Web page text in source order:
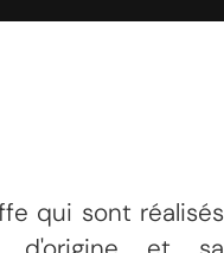
qui sont réalisés